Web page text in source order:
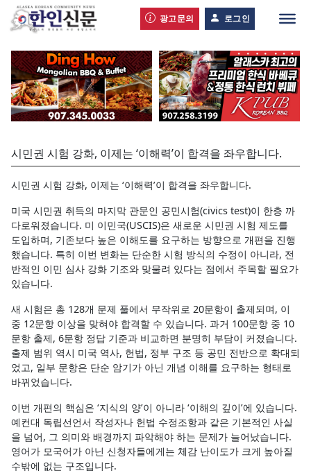
광고문의 로그인
시민권 시험 강화, 이제는 ‘이해력’이 합격을 좌우합니다.
시민권 시험 강화, 이제는 ‘이해력’이 합격을 좌우합니다.
미국 시민권 취득의 마지막 관문인 공민시험(civics test)이 한층 까
다로워졌습니다. 미 이민국(USCIS)은 새로운 시민권 시험 제도를
도입하며, 기존보다 높은 이해도를 요구하는 방향으로 개편을 진행
했습니다. 특히 이번 변화는 단순한 시험 방식의 수정이 아니라, 전
반적인 이민 심사 강화 기조와 맞물려 있다는 점에서 주목할 필요가
있습니다.
새 시험은 총 128개 문제 풀에서 무작위로 20문항이 출제되며, 이
중 12문항 이상을 맞혀야 합격할 수 있습니다. 과거 100문항 중 10
문항 출제, 6문항 정답 기준과 비교하면 분명히 부담이 커졌습니다.
출제 범위 역시 미국 역사, 헌법, 정부 구조 등 공민 전반으로 확대되
었고, 일부 문항은 단순 암기가 아닌 개념 이해를 요구하는 형태로
바뀌었습니다.
이번 개편의 핵심은 ‘지식의 양’이 아니라 ‘이해의 깊이’에 있습니다.
예컨대 독립선언서 작성자나 헌법 수정조항과 같은 기본적인 사실
을 넘어, 그 의미와 배경까지 파악해야 하는 문제가 늘어났습니다.
영어가 모국어가 아닌 신청자들에게는 체감 난이도가 크게 높아질
수밖에 없는 구조입니다.